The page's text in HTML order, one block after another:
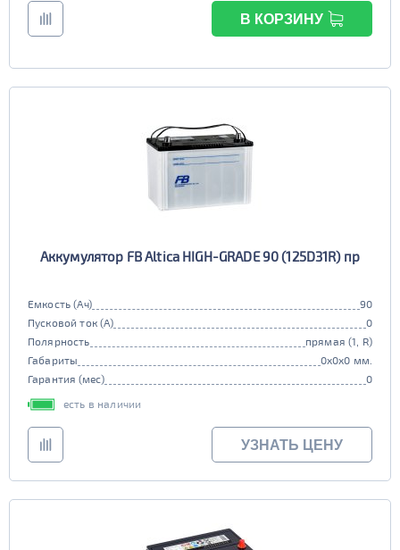
В КОРЗИНУ
Аккумулятор FB Altica HIGH-GRADE 90 (125D31R) пр
Емкость (Ач)
90
Пусковой ток (А)
0
Полярность
прямая (1, R)
Габариты
0x0x0 мм.
Гарантия (мес)
0
есть в наличии
УЗНАТЬ ЦЕНУ